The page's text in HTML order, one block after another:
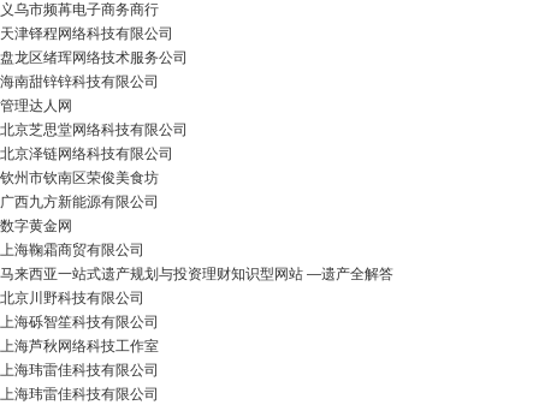
义乌市频苒电子商务商行
天津铎程网络科技有限公司
盘龙区绪珲网络技术服务公司
海南甜锌锌科技有限公司
管理达人网
北京芝思堂网络科技有限公司
北京泽链网络科技有限公司
钦州市钦南区荣俊美食坊
广西九方新能源有限公司
数字黄金网
上海鞠霜商贸有限公司
马来西亚一站式遗产规划与投资理财知识型网站 —遗产全解答
北京川野科技有限公司
上海砾智笙科技有限公司
上海芦秋网络科技工作室
上海玮雷佳科技有限公司
上海玮雷佳科技有限公司